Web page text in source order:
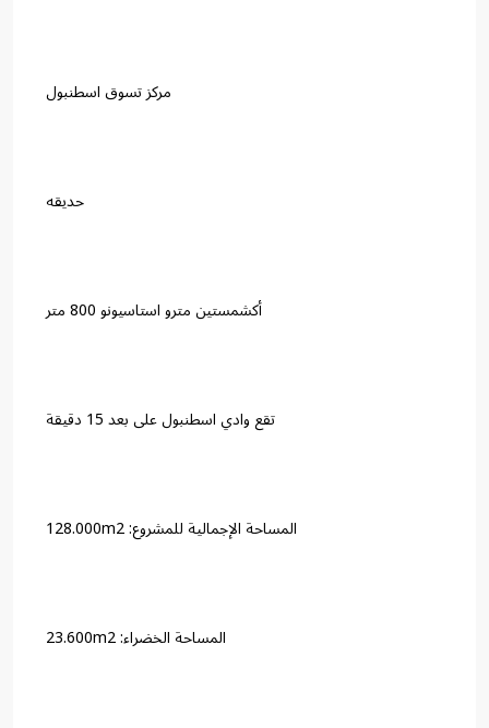
مركز تسوق اسطنبول
حديقه
أكشمستين مترو استاسيونو 800 متر
تقع وادي اسطنبول على بعد 15 دقيقة
المساحة الإجمالية للمشروع: 128.000m2
المساحة الخضراء: 23.600m2